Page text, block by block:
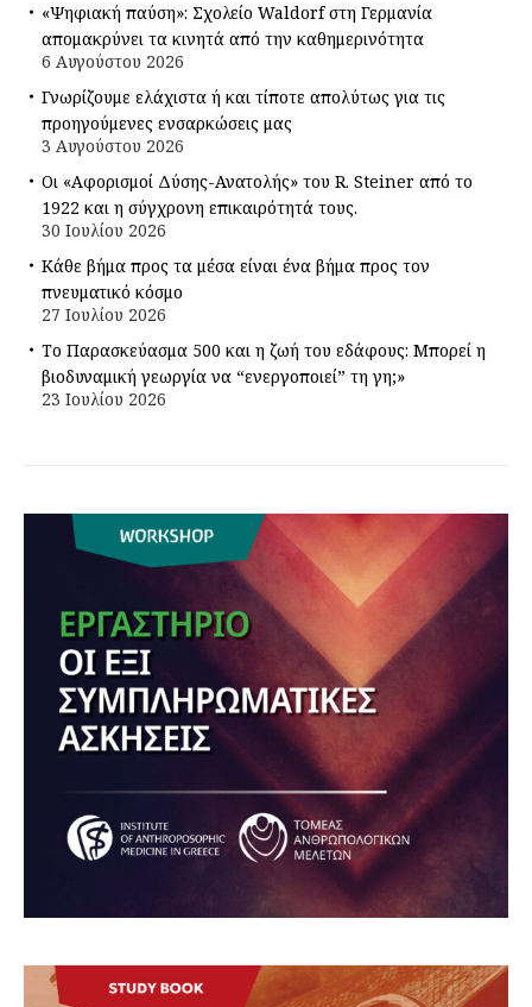
«Ψηφιακή παύση»: Σχολείο Waldorf στη Γερμανία
απομακρύνει τα κινητά από την καθημερινότητα
6 Αυγούστου 2026
Γνωρίζουμε ελάχιστα ή και τίποτε απολύτως για τις
προηγούμενες ενσαρκώσεις μας
3 Αυγούστου 2026
Οι «Αφορισμοί Δύσης-Ανατολής» του R. Steiner από το
1922 και η σύγχρονη επικαιρότητά τους.
30 Ιουλίου 2026
Κάθε βήμα προς τα μέσα είναι ένα βήμα προς τον
πνευματικό κόσμο
27 Ιουλίου 2026
Το Παρασκεύασμα 500 και η ζωή του εδάφους: Μπορεί η
βιοδυναμική γεωργία να “ενεργοποιεί” τη γη;»
23 Ιουλίου 2026